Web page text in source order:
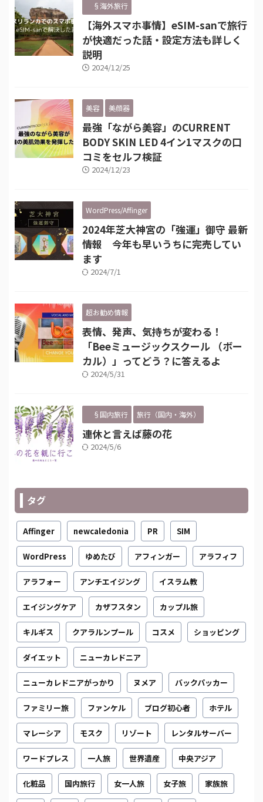
§海外旅行
【海外スマホ事情】eSIM-sanで旅行
が快適だった話・設定方法も詳しく
説明
2024/12/25
美容 美顔器
最強「ながら美容」のCURRENT
BODY SKIN LED 4イン1マスクの口
コミをセルフ検証
2024/12/23
WordPress/Affinger
2024年芝大神宮の「強運」御守 最新
情報 今年も早いうちに完売してい
ます
2024/7/1
超お勧め情報
表情、発声、気持ちが変わる！
「Beeミュージックスクール （ボー
カル）」ってどう？に答えるよ
2024/5/31
§国内旅行 旅行（国内・海外）
連休と言えば藤の花
2024/5/6
タグ
Affinger newcaledonia PR SIM
WordPress ゆめたび アフィンガー アラフィフ
アラフォー アンチエイジング イスラム教
エイジングケア カザフスタン カップル旅
キルギス クアラルンプール コスメ ショッピング
ダイエット ニューカレドニア
ニューカレドニアがっかり ヌメア バックパッカー
ファミリー旅 ファンケル ブログ初心者 ホテル
マレーシア モスク リゾート レンタルサーバー
ワードプレス 一人旅 世界遺産 中央アジア
化粧品 国内旅行 女一人旅 女子旅 家族旅